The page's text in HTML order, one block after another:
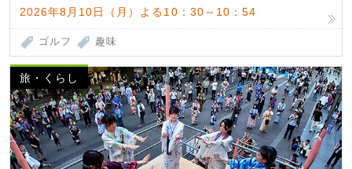
2026年8月10日（月）よる10：30～10：54
ゴルフ 趣味
旅・くらし